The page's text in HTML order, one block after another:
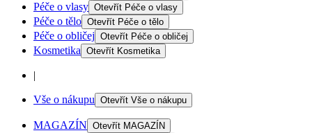
Péče o vlasy Otevřít Péče o vlasy
Péče o tělo Otevřít Péče o tělo
Péče o obličej Otevřít Péče o obličej
Kosmetika Otevřít Kosmetika
|
Vše o nákupu Otevřít Vše o nákupu
MAGAZÍN Otevřít MAGAZÍN